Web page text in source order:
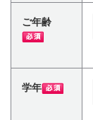
ご年齢
学年